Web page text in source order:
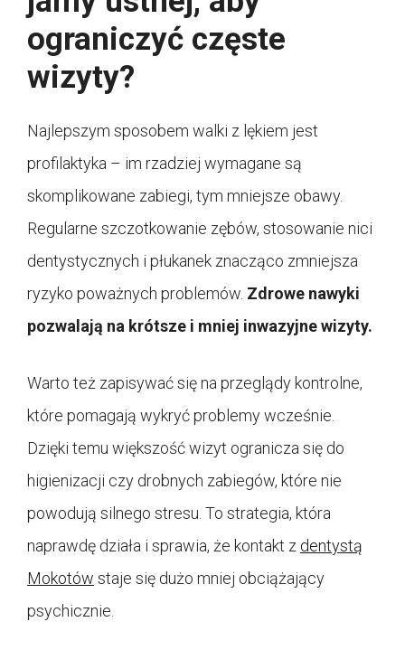
ograniczyć częste
wizyty?
Najlepszym sposobem walki z lękiem jest
profilaktyka – im rzadziej wymagane są
skomplikowane zabiegi, tym mniejsze obawy.
Regularne szczotkowanie zębów, stosowanie nici
dentystycznych i płukanek znacząco zmniejsza
ryzyko poważnych problemów. Zdrowe nawyki
pozwalają na krótsze i mniej inwazyjne wizyty.
Warto też zapisywać się na przeglądy kontrolne,
które pomagają wykryć problemy wcześnie.
Dzięki temu większość wizyt ogranicza się do
higienizacji czy drobnych zabiegów, które nie
powodują silnego stresu. To strategia, która
naprawdę działa i sprawia, że kontakt z dentystą
Mokotów staje się dużo mniej obciążający
psychicznie.